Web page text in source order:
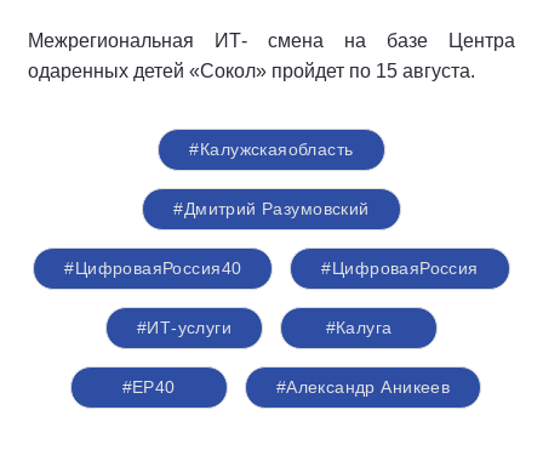
Межрегиональная ИТ- смена на базе Центра
одаренных детей «Сокол» пройдет по 15 августа.
#Калужскаяобласть
#Дмитрий Разумовский
#ЦифроваяРоссия40 #ЦифроваяРоссия
#ИТ-услуги #Калуга
#ЕР40 #Александр Аникеев